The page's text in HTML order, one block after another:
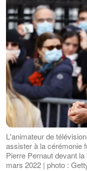
L'animateur de
assister à la cérémonie
Pierre Pernaut devant
mars 2022 | photo :